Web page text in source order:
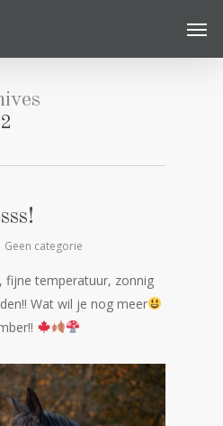
Geen categorie
fijne temperatuur, zonnig
Wat wil je nog meer